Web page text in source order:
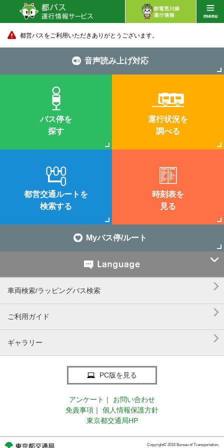
都営バスをご利用いただきありがとうございます。
音声読み上げ対応
バス停を
探す
運行状況を
調べる
都営交通ルートを
検索する
時刻表を
見る
Myバス停/ルート

車両検索/ラッピングバス検索 
ご利用ガイド 
ギャラリー 
PC版を見る
アンケート ｜
お問い合わせ
免責事項 ｜
個人情報保護方針
東京都交通局HP
Copyright© 2015 Bureau of Transportation.